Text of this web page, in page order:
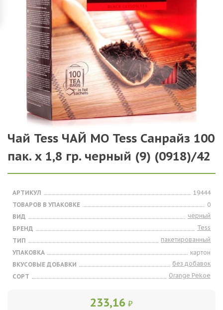
Чай Tess ЧАЙ МО Tess Санрайз 100
пак. х 1,8 гр. черный (9) (0918)/42
АРТИКУЛ
19444
ТОВАРОВ В УПАКОВКЕ
0
ВИД
черный
БРЕНД
Tess
ТИП
пакетированный
УПАКОВКА
картон
ВКУСОВЫЕ ДОБАВКИ
без добавок
СОРТ
Orange Pekoe
233,16 ₽